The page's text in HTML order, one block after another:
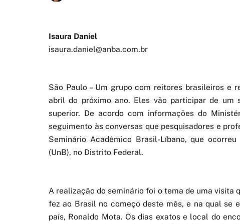
Isaura Daniel
isaura.daniel@anba.com.br
São Paulo – Um grupo com reitores brasileiros e
abril do próximo ano. Eles vão participar de um
superior. De acordo com informações do
seguimento às conversas que pesquisadores e
Seminário Acadêmico Brasil-Líbano, que
(UnB), no Distrito Federal.
A realização do seminário foi o tema de uma visita
fez ao Brasil no começo deste mês, e na qual se
país, Ronaldo Mota. Os dias exatos e local do